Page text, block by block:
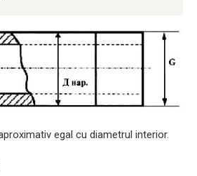
egal cu diametrul interior.